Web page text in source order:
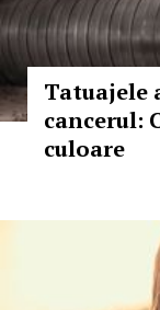
Tatuajele
cancerul:
culoare